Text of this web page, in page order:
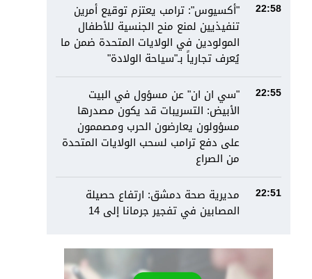
22:58
"أكسيوس": ترامب يعتزم توقيع أمرين
تنفيذيين لمنع منح الجنسية للأطفال
المولودين في الولايات المتحدة ضمن ما
يُعرف تجارياً بـ"سياحة الولادة"
22:55
"سي ان ان" عن مسؤول في البيت
الأبيض: التسريبات قد يكون مصدرها
مسؤولون يعارضون الحرب ومصممون
على دفع ترامب لسحب الولايات المتحدة
من الصراع
22:51
مديرية صحة دمشق: ارتفاع حصيلة
المصابين في تفجير جرمانا إلى 14